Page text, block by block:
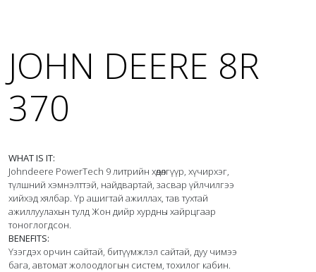
JOHN DEERE 8R
370
WHAT IS IT:
Johndeere PowerTech 9 литрийн хөдөлгүүр, хүчирхэг,
түлшний хэмнэлттэй, найдвартай, засвар үйлчилгээ
хийхэд хялбар. Үр ашигтай ажиллах, тав тухтай
ажиллуулахын тулд Жон дийр хурдны хайрцгаар
BENEFITS:
Үзэгдэх орчин сайтай, битүүмжлэл сайтай, дуу чимээ